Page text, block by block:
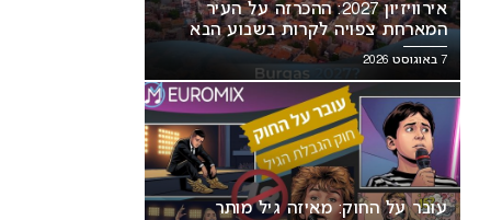
אירוויזיון 2027: ההכרזה על העיר
המארחת צפויה לקרות בשבוע הבא
7 באוגוסט 2026
עובר על החוק: מאיזה גיל מותר